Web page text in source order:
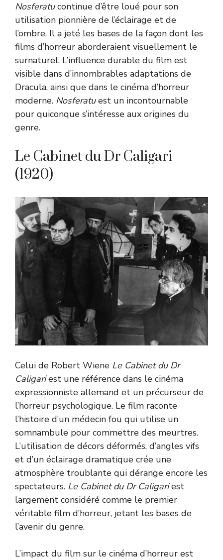
Nosferatucontinue d’être loué pour son
utilisation pionnière de l’éclairage et de
l’ombre. Il a jeté les bases de la façon dont les
films d’horreur aborderaient visuellement le
surnaturel. L’influence durable du film est
visible dans d’innombrables adaptations de
Dracula, ainsi que dans le cinéma d’horreur
moderne. Nosferatuest un incontournable
pour quiconque s’intéresse aux origines du
genre.
Le Cabinet du Dr Caligari
(1920)
Celui de Robert Wiene Le Cabinet du Dr
Caligariest une référence dans le cinéma
expressionniste allemand et un précurseur de
l’horreur psychologique. Le film raconte
l’histoire d’un médecin fou qui utilise un
somnambule pour commettre des meurtres.
L’utilisation de décors déformés, d’angles vifs
et d’un éclairage dramatique crée une
atmosphère troublante qui dérange encore les
spectateurs. Le Cabinet du Dr Caligariest
largement considéré comme le premier
véritable film d’horreur, jetant les bases de
l’avenir du genre.
L’impact du film sur le cinéma d’horreur est